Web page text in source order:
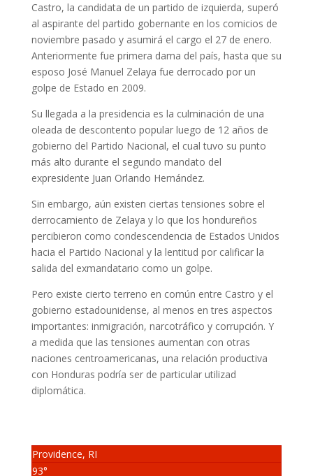
Castro, la candidata de un partido de izquierda, superó
al aspirante del partido gobernante en los comicios de
noviembre pasado y asumirá el cargo el 27 de enero.
Anteriormente fue primera dama del país, hasta que su
esposo José Manuel Zelaya fue derrocado por un
golpe de Estado en 2009.
Su llegada a la presidencia es la culminación de una
oleada de descontento popular luego de 12 años de
gobierno del Partido Nacional, el cual tuvo su punto
más alto durante el segundo mandato del
expresidente Juan Orlando Hernández.
Sin embargo, aún existen ciertas tensiones sobre el
derrocamiento de Zelaya y lo que los hondureños
percibieron como condescendencia de Estados Unidos
hacia el Partido Nacional y la lentitud por calificar la
salida del exmandatario como un golpe.
Pero existe cierto terreno en común entre Castro y el
gobierno estadounidense, al menos en tres aspectos
importantes: inmigración, narcotráfico y corrupción. Y
a medida que las tensiones aumentan con otras
naciones centroamericanas, una relación productiva
con Honduras podría ser de particular utilizad
diplomática.
Providence, RI
93°